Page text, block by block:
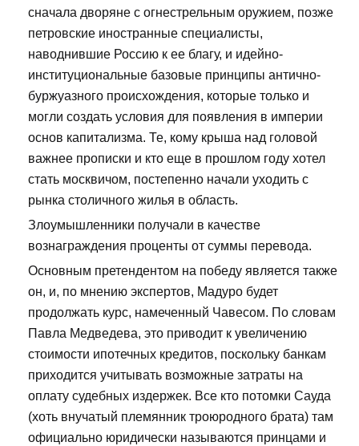
сначала дворяне с огнестрельным оружием, позже
петровские иностранные специалисты,
наводнившие Россию к ее благу, и идейно-
институциональные базовые принципы антично-
буржуазного происхождения, которые только и
могли создать условия для появления в империи
основ капитализма. Те, кому крыша над головой
важнее прописки и кто еще в прошлом году хотел
стать москвичом, постепенно начали уходить с
рынка столичного жилья в область.
Злоумышленники получали в качестве
вознаграждения проценты от суммы перевода.
Основным претендентом на победу является также
он, и, по мнению экспертов, Мадуро будет
продолжать курс, намеченный Чавесом. По словам
Павла Медведева, это приводит к увеличению
стоимости ипотечных кредитов, поскольку банкам
приходится учитывать возможные затраты на
оплату судебных издержек. Все кто потомки Сауда
(хоть внучатый племянник троюродного брата) там
официально юридически называются принцами и